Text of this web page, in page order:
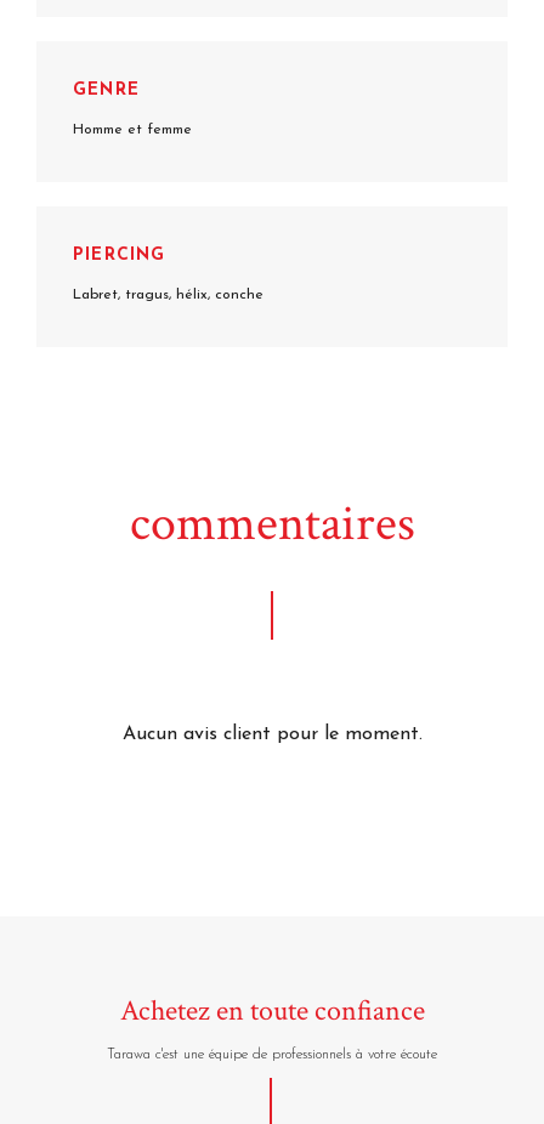
GENRE
Homme et femme
PIERCING
Labret, tragus, hélix, conche
commentaires
Aucun avis client pour le moment.
Achetez en toute confiance
Tarawa c'est une équipe de professionnels à votre écoute